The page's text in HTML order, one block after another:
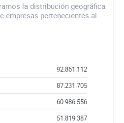
la distribución geográfica
empresas pertenecientes al
92.861.112
87.231.705
60.986.556
51.819.387